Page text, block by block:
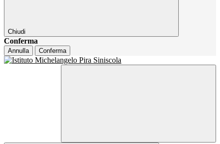
Chiudi
Conferma
Annulla Conferma